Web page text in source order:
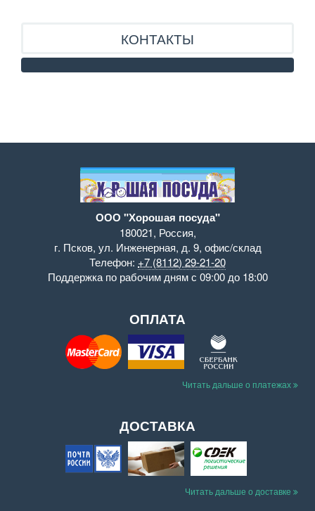
КОНТАКТЫ
ООО "Хорошая посуда"
180021,Россия,
Телефон:+7 (8112) 29-21-20
ОПЛАТА
ДОСТАВКА